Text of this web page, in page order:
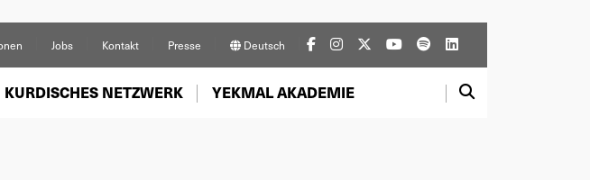
Jobs Kontakt Presse Deutsch
KURDISCHES NETZWERK YEKMAL AKADEMIE